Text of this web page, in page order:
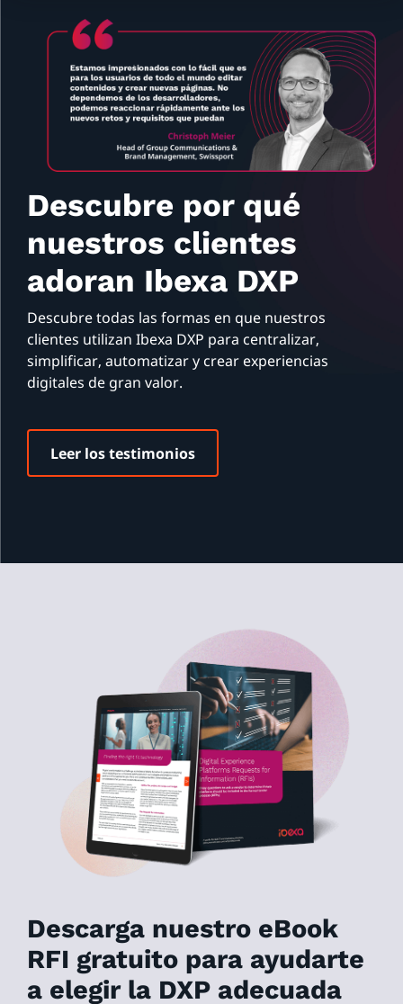
Descubre por qué
nuestros clientes
adoran Ibexa DXP
Descubre todas las formas en que nuestros
clientes utilizan Ibexa DXP para centralizar,
simplificar, automatizar y crear experiencias
digitales de gran valor.
Leer los testimonios
Descarga nuestro eBook
RFI gratuito para ayudarte
a elegir la DXP adecuada